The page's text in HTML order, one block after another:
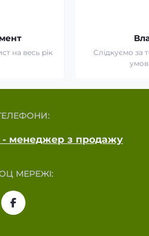
на весь рік
Слідкуємо за
- менеджер з продажу
МЕРЕЖІ: